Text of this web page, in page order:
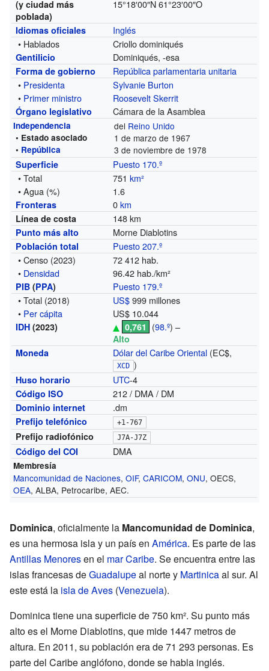
(y ciudad más
poblada)
15°18′00″N 61°23′00″O
Idiomas oficiales
Inglés
• Hablados
Criollo dominiqués
Gentilicio Dominiqués, -esa
Forma de gobierno República parlamentaria unitaria
• Presidenta
Sylvanie Burton
• Primer ministro Roosevelt Skerrit
Órgano legislativo Cámara de la Asamblea
Independencia
• Estado asociado
• República
del Reino Unido
1 de marzo de 1967
3 de noviembre de 1978
Superficie
Puesto 170.º
• Total
751km²
• Agua (%)
1.6
Fronteras 0km
Línea de costa 148 km
Punto más alto Morne Diablotins
Población total
Puesto 207.º
• Censo (2023)
72 412 hab.
• Densidad 96.42 hab./km²
PIB (PPA)
Puesto 179.º
• Total (2018) US$999 millones
• Per cápita US$ 10.044
IDH (2023) 0,761 (98.º) –
Alto
Moneda
Dólar del Caribe Oriental (EC$,
XCD )
Huso horario UTC-4
Código ISO 212 / DMA / DM
Dominio internet .dm
Prefijo telefónico +1-767
Prefijo radiofónico J7A-J7Z
Código del COI DMA
Membresía
Mancomunidad de Naciones,OIF,CARICOM,ONU, OECS,
OEA, ALBA, Petrocaribe, AEC.
Dominica, oficialmente la Mancomunidad de Dominica,
es una hermosa isla y un país en América. Es parte de las
Antillas Menoresen el mar Caribe. Se encuentra entre las
islas francesas deGuadalupeal norte y Martinicaal sur. Al
este está la isla de Aves (Venezuela).
Dominica tiene una superficie de 750 km². Su punto más
alto es el Morne Diablotins, que mide 1447 metros de
altura. En 2011, su población era de 71 293 personas. Es
parte del Caribe anglófono, donde se habla inglés.